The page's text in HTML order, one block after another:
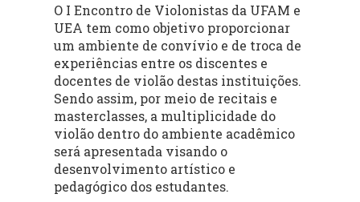
O I Encontro de Violonistas da UFAM e
UEA tem como objetivo proporcionar
um ambiente de convívio e de troca de
experiências entre os discentes e
docentes de violão destas instituições.
Sendo assim, por meio de recitais e
masterclasses, a multiplicidade do
violão dentro do ambiente acadêmico
será apresentada visando o
desenvolvimento artístico e
pedagógico dos estudantes.